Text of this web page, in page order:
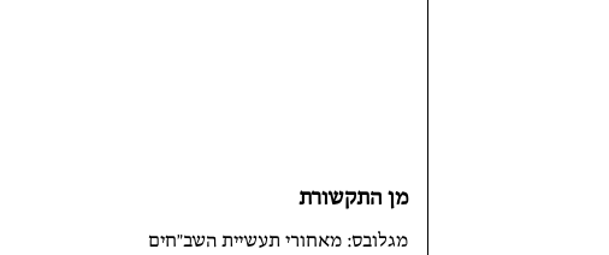
מן התקשורת
מגלובס: מאחורי תעשיית השב"חים